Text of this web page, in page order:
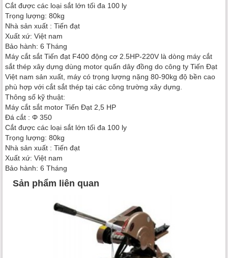
Cắt được các loại sắt lớn tối đa 100 ly
Trọng lượng: 80kg
Nhà sản xuất : Tiến đạt
Xuất xứ: Việt nam
Bảo hành: 6 Tháng
Máy cắt sắt Tiến đạt F400 động cơ 2.5HP-220V là dòng máy cắt
sắt thép xây dựng dùng motor quấn dây đồng do công ty Tiến Đạt
Việt nam sản xuất, máy có trọng lượng nặng 80-90kg độ bền cao
phù hợp với cắt sắt thép tại các công trường xây dựng.
Thông số kỹ thuật:
Máy cắt sắt motor Tiến Đạt 2,5 HP
Đá cắt : Φ 350
Cắt được các loại sắt lớn tối đa 100 ly
Trọng lượng: 80kg
Nhà sản xuất : Tiến đạt
Xuất xứ: Việt nam
Bảo hành: 6 Tháng
Sản phẩm liên quan